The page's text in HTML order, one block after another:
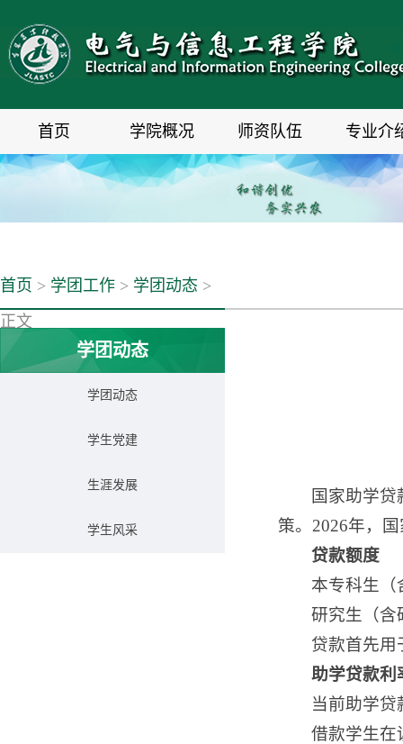
首页 学院概况 师资队伍 专业介
首页 > 学团工作 > 学团动态 >
正文
学团动态
学团动态
学生党建
生涯发展
学生风采
国家助学
策。2026年，
贷款额度
本专科生（
研究生（含
贷款首先用
助学贷款利
当前助学贷
借款学生在